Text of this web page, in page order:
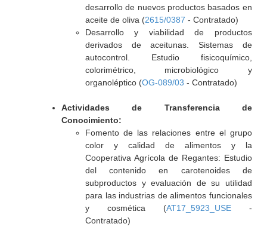
desarrollo de nuevos productos basados en
aceite de oliva (2615/0387 - Contratado)
Desarrollo y viabilidad de productos
derivados de aceitunas. Sistemas de
autocontrol. Estudio fisicoquímico,
colorimétrico, microbiológico y
organoléptico (OG-089/03 - Contratado)
Actividades de Transferencia de
Conocimiento:
Fomento de las relaciones entre el grupo
color y calidad de alimentos y la
Cooperativa Agrícola de Regantes: Estudio
del contenido en carotenoides de
subproductos y evaluación de su utilidad
para las industrias de alimentos funcionales
y cosmética (AT17_5923_USE-
Contratado)